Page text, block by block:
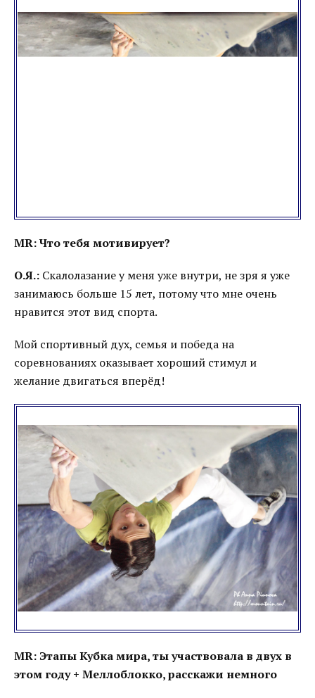
MR: Что тебя мотивирует?
О.Я.: Скалолазание у меня уже внутри, не зря я уже
занимаюсь больше 15 лет, потому что мне очень
нравится этот вид спорта.
Мой спортивный дух, семья и победа на
соревнованиях оказывает хороший стимул и
желание двигаться вперёд!
MR: Этапы Кубка мира, ты участвовала в двух в
этом году + Меллоблокко, расскажи немного